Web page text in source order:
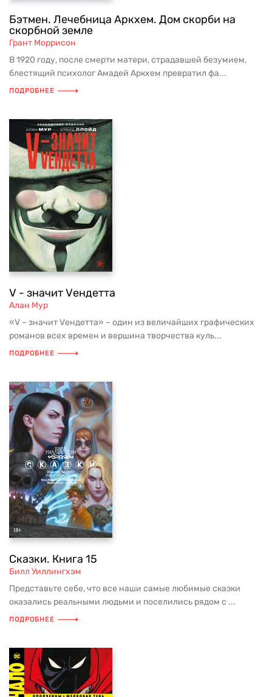
Бэтмен. Лечебница Аркхем. Дом скорби на
скорбной земле
Грант Моррисон
В 1920 году, после смерти матери, страдавшей безумием,
блестящий психолог Амадей Аркхем превратил фа...
ПОДРОБНЕЕ
V - значит Vендетта
Алан Мур
«V – значит Vендетта» – один из величайших графических
романов всех времен и вершина творчества куль...
ПОДРОБНЕЕ
Сказки. Книга 15
Билл Уиллингхэм
Представьте себе, что все наши самые любимые сказки
оказались реальными людьми и поселились рядом с ...
ПОДРОБНЕЕ